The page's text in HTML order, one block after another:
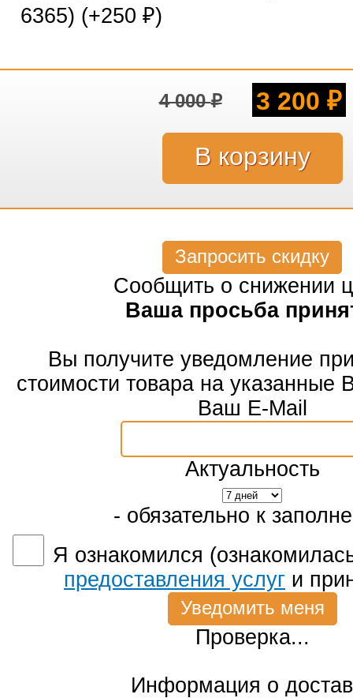
6365) (+250 ₽)
4 000₽ 3 200 ₽
Запросить скидку
Сообщить о снижении
Ваша просьба
Вы получите уведомление
стоимости товара на указанные
Ваш E-Mail
Актуальность
- обязательно к
Я ознакомился
предоставления услуг и
Проверка...
Информация о